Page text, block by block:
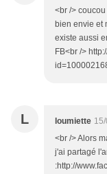
<br />
bien envie et
existe aussi
FB<br />
L loumiette
<br /> Alors
j'ai partagé
:http://